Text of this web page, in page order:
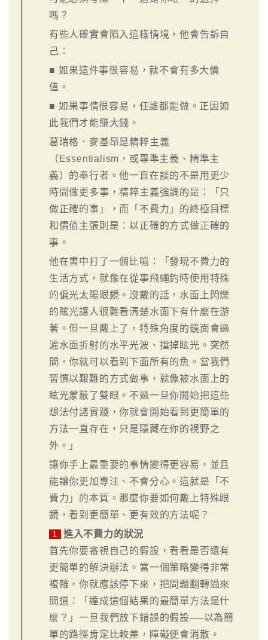
嗎？
有些人確實會陷入這樣情境，他會告訴自
己：
■ 如果這件事很容易，就不會有多大價
值。
■ 如果事情很容易，任誰都能做。正因如
此我們才能賺大錢。
葛瑞格．麥基昂是精粹主義
（Essentialism，或專準主義、精準主
義）的奉行者。他一直在談的不是用更少
時間做更多事，精粹主義強調的是：「只
做正確的事」，而「不費力」的終極目標
和價值主張則是：以正確的方式做正確的
事。
他在書中打了一個比喻：「發現不費力的
生活方式，就像在從事飛蠅釣時使用特殊
的偏光太陽眼鏡。沒戴的話，水面上閃爍
的眩光讓人很難看清楚水面下有什麼在游
著。但一旦戴上了，特殊角度的鏡面會過
濾水面折射的水平光波、擋掉眩光。突然
間，你就可以看到下面所有的魚。當我們
習慣以艱難的方式做事，就像被水面上的
眩光蒙蔽了雙眼。不過一旦你開始把這些
想法付諸實踐，你就會開始看到更簡單的
方法一直存在，只是隱藏在你的視野之
外。」
讓你手上最重要的事情變得更容易，並且
能讓你更加專注、不會分心。這就是「不
費力」的本質。那麼你要如何戴上特殊眼
鏡，看到更簡單、更有效的方法呢？
1
進入不費力的狀況
首先你要審視自己的假設，看看是否還有
更簡單的解決辦法。當一個策略變得非常
複雜，你就應該停下來，把問題翻轉過來
問道：「達成這個結果的最簡單方法是什
麼？」一旦我們放下錯誤的假設──以為簡
單的路徑肯定比較差，障礙便會消散。